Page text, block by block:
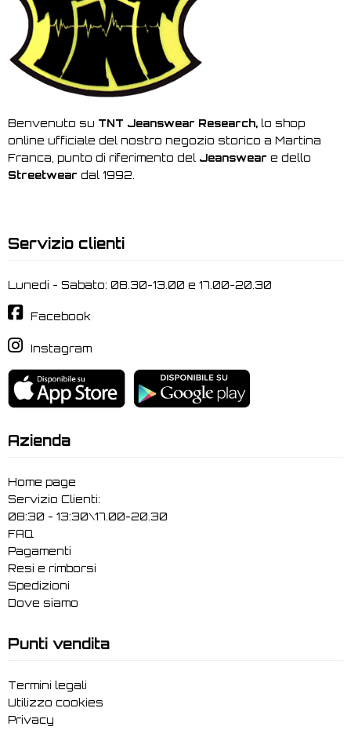
Benvenuto su TNT Jeanswear Research, lo shop
online ufficiale del nostro negozio storico a Martina
Franca, punto di riferimento del Jeanswear e dello
Streetwear dal 1992.
Servizio clienti
Lunedi - Sabato: 08.30-13.00 e 17.00-20.30
Facebook
Instagram
Azienda
Home page
Servizio Clienti:
08:30 - 13:30\17.00-20.30
FAQ
Pagamenti
Resi e rimborsi
Spedizioni
Dove siamo
Punti vendita
Termini legali
Utilizzo cookies
Privacy